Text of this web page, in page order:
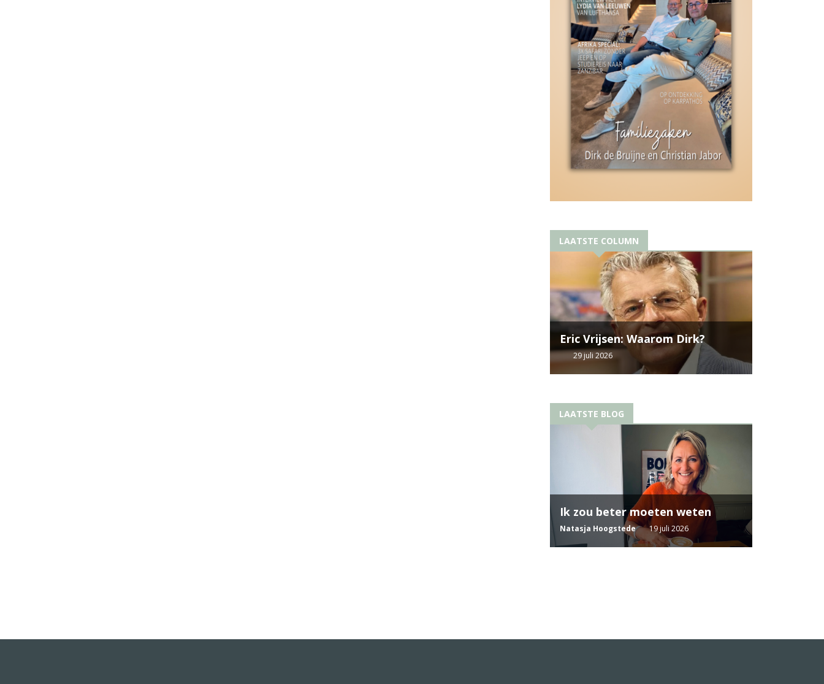
LAATSTE COLUMN
Eric Vrijsen: Waarom Dirk?
29 juli 2026
LAATSTE BLOG
Ik zou beter moeten weten
Natasja Hoogstede 19 juli 2026